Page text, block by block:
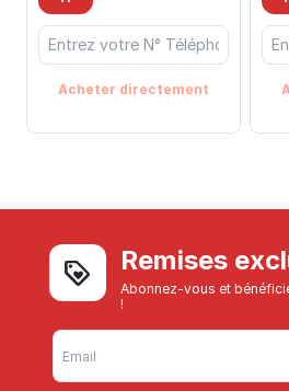
Acheter directement
Remises
Abonnez-vous et
!